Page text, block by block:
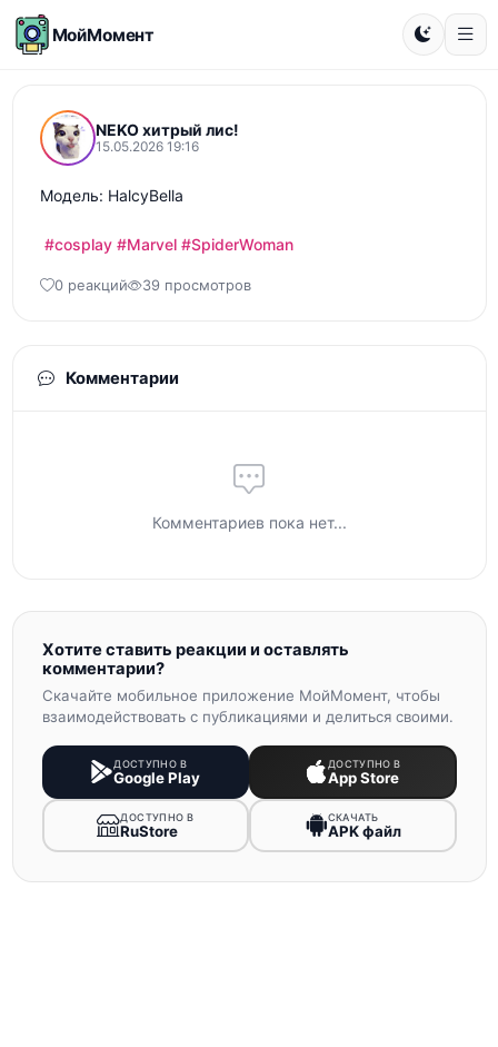
МойМомент
NEKO хитрый лис!
15.05.2026 19:16
Модель: HalcyBella
#cosplay #Marvel #SpiderWoman
0 реакций 39 просмотров
Комментарии
Комментариев пока нет...
Хотите ставить реакции и оставлять
комментарии?
Скачайте мобильное приложение МойМомент, чтобы
взаимодействовать с публикациями и делиться своими.
ДОСТУПНО В
Google Play
ДОСТУПНО В
App Store
ДОСТУПНО В
RuStore
СКАЧАТЬ
APK файл